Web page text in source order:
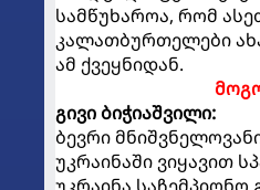
სამწუხაროა, რომ
კალათბურთელები
ამ ქვეყნიდან.
გივი ბიჭიაშვილი:
ბევრი
უკრაინაში ვიყავით
უკრაინა საჩემპიონო